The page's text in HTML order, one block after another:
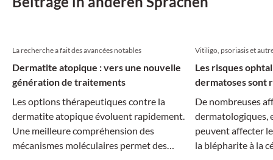
La recherche a fait des avancées notables
Dermatite atopique : vers une nouvelle
génération de traitements
Les options thérapeutiques contre la
dermatite atopique évoluent rapidement.
Une meilleure compréhension des
mécanismes moléculaires permet des
Vitiligo, psoriasis et
Les risques
dermatoses sont
De nombreuses
dermatologiques,
peuvent affecter
la blépharite à la